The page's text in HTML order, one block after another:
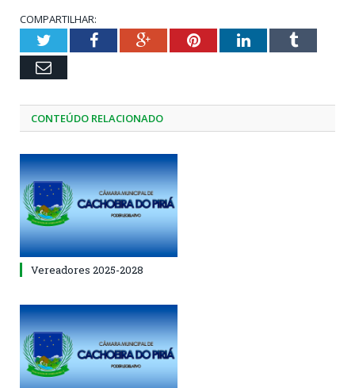
COMPARTILHAR:
TwitterFacebookGoogle+PinterestLinkedInTumblr
Email
CONTEÚDO RELACIONADO
Vereadores 2025-2028